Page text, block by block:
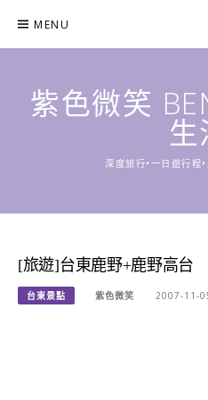
content
MENU
紫色微笑
深度旅行•一日遊行程
[旅遊]台東鹿野+鹿野高台
台東景點 紫色微笑 2007-11-